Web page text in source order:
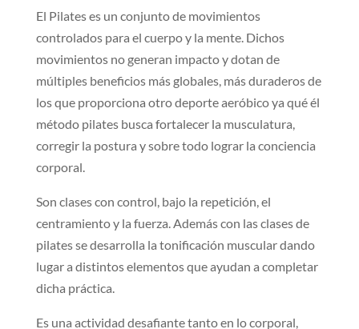
El Pilates es un conjunto de movimientos
controlados para el cuerpo y la mente. Dichos
movimientos no generan impacto y dotan de
múltiples beneficios más globales, más duraderos de
los que proporciona otro deporte aeróbico ya qué él
método pilates busca fortalecer la musculatura,
corregir la postura y sobre todo lograr la conciencia
corporal.
Son clases con control, bajo la repetición, el
centramiento y la fuerza. Además con las clases de
pilates se desarrolla la tonificación muscular dando
lugar a distintos elementos que ayudan a completar
dicha práctica.
Es una actividad desafiante tanto en lo corporal,